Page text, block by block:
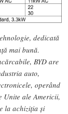
dedicată
mai bună.
BYD are
auto,
operând
Unite ale Americii,
la achiziția și